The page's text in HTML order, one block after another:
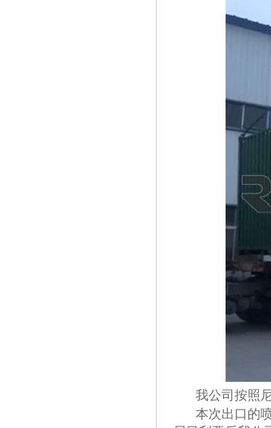
我公司按照尼
本次出口的喷